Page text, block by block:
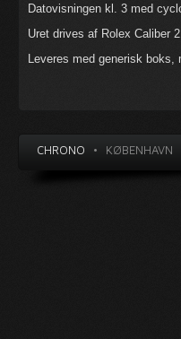
Datovisningen kl. 3 med
Uret drives af Rolex Caliber
Leveres med generisk boks,
CHRONO • KØBENHAVN